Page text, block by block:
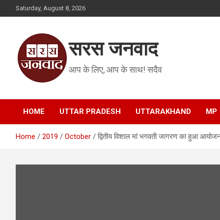
to
Saturday, August 8, 2026
सरस जनवाद
आप के लिए, आप के साथ! सदैव
HOME UTTAR PRADESH UTTARAKHAND MP
Home 2019 October द्वितीय विशाल मां भगवती जागरण का हुआ